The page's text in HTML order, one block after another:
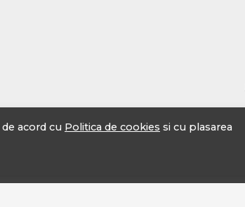
acord cu Politica de cookies si cu plasarea